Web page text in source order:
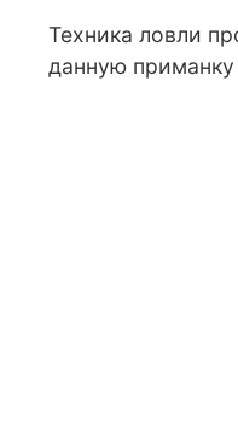
Техника ловли
данную